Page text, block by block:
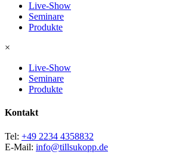
Live-Show
Seminare
Produkte
×
Live-Show
Seminare
Produkte
Kontakt
Tel: +49 2234 4358832
E-Mail: info@tillsukopp.de